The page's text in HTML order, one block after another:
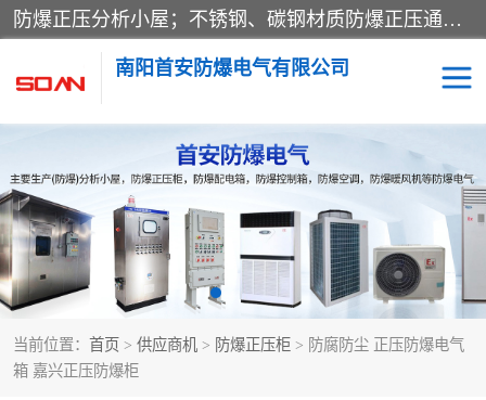
防爆正压分析小屋；不锈钢、碳钢材质防爆正压通风柜，分上下、左右、外挂三种款式；立式、挂式防爆配电柜体；不锈钢、碳钢防爆变频、磁力、星三角启动器；不锈钢、碳钢、铸铝防爆控制箱柜；可操作按键、多块式防爆仪表箱；多材质防爆接线箱；台式防爆电脑、防爆监视器。产品适配石油、化工、煤炭、电力、纺织、酿酒、航天、铁路、冶金、船舶、消防、市政等多行业工况使用。
南阳首安防爆电气有限公司
当前位置： 首页 > 供应商机 > 防爆正压柜 > 防腐防尘 正压防爆电气
箱 嘉兴正压防爆柜
防爆小屋 防爆正压柜
防爆空调 防爆配电箱
防爆控制箱 防爆接线箱
防爆操作柱 防爆监视显示器